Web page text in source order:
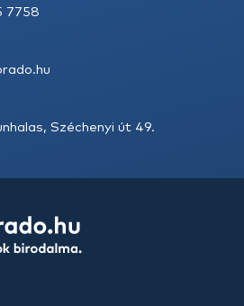
7758
Széchenyi út 49.